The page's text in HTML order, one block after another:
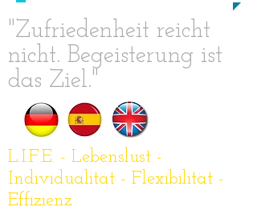
"Zufriedenheit reicht
nicht. Begeisterung ist
das Ziel."
L.I.F.E. - Lebenslust -
Individualität - Flexibilität -
Effizienz